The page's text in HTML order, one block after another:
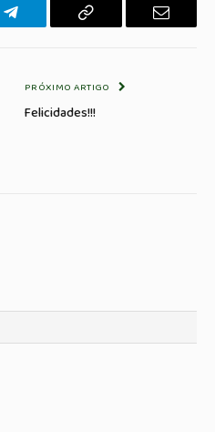
Telegrama Copiar
E-
PRÓXIMO ARTIGO
Felicidades!!!